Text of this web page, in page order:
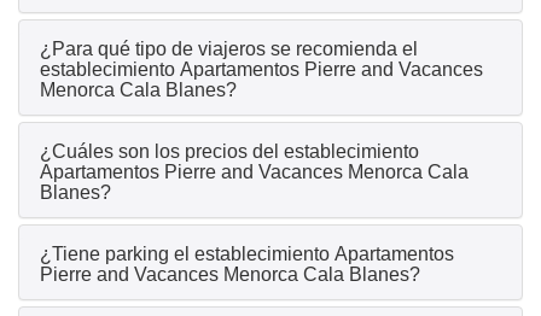
¿Para qué tipo de viajeros se recomienda el
establecimiento Apartamentos Pierre and Vacances
Menorca Cala Blanes?
¿Cuáles son los precios del establecimiento
Apartamentos Pierre and Vacances Menorca Cala
Blanes?
¿Tiene parking el establecimiento Apartamentos
Pierre and Vacances Menorca Cala Blanes?